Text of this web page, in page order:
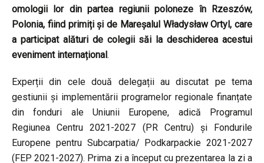
omologii lor din partea regiunii poloneze în Rzeszów,
Polonia, fiind primiți și de Mareșalul Władysław Ortyl, care
a participat alături de colegii săi la deschiderea acestui
eveniment internațional.
Experții din cele două delegații au discutat pe tema
gestiunii și implementării programelor regionale finanțate
din fonduri ale Uniunii Europene, adică Programul
Regiunea Centru 2021-2027 (PR Centru) și Fondurile
Europene pentru Subcarpatia/ Podkarpackie 2021-2027
(FEP 2021-2027). Prima zi a început cu prezentarea la zi a